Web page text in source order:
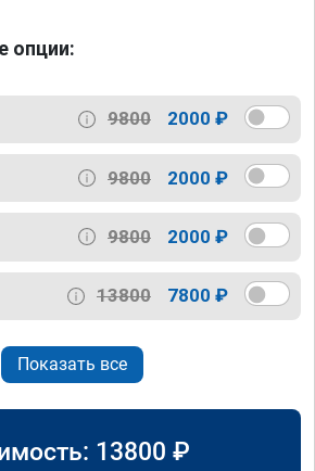
опции:
9800 2000 ₽
9800 2000 ₽
9800 2000 ₽
13800 7800 ₽
Показать все
13800 ₽